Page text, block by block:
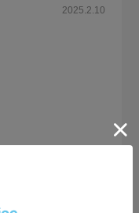
2025.2.10